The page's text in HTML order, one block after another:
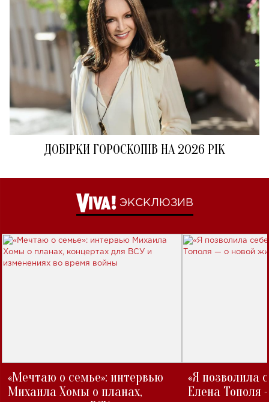
ДОБІРКИ ГОРОСКОПІВ НА 2026 РІК
ЭКСКЛЮЗИВ
«Мечтаю о семье»: интервью
Михаила Хомы о планах,
«Я позволила
Елена Тополя